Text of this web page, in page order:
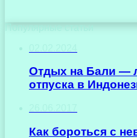
Отдых на Бали —
отпуска в
Как бороться с